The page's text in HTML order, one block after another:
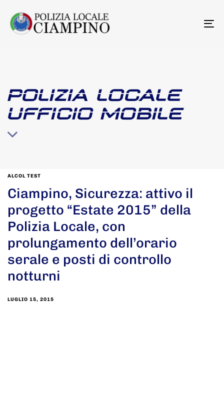
POLIZIA LOCALE
UFFICIO MOBILE
ALCOL TEST
Ciampino, Sicurezza: attivo il
progetto “Estate 2015” della
Polizia Locale, con
prolungamento dell’orario
serale e posti di controllo
notturni
LUGLIO 15, 2015